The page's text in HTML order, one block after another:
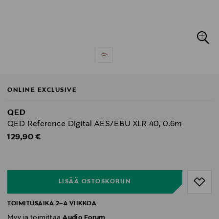
ONLINE EXCLUSIVE
QED
QED Reference Digital AES/EBU XLR 40, 0.6m
Original Price
129,90 €
LISÄÄ OSTOSKORIIN
TOIMITUSAIKA 2–4 VIIKKOA